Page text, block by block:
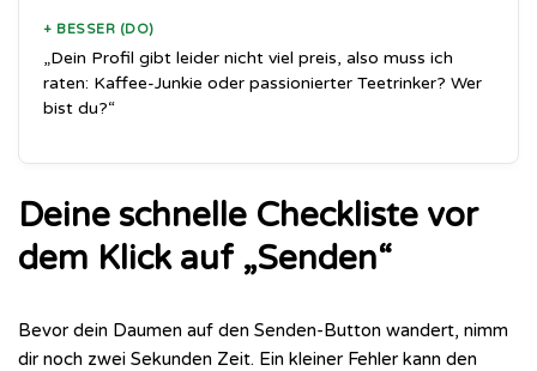
+ BESSER (DO)
„Dein Profil gibt leider nicht viel preis, also muss ich
raten: Kaffee-Junkie oder passionierter Teetrinker? Wer
bist du?“
Deine schnelle Checkliste vor
dem Klick auf „Senden“
Bevor dein Daumen auf den Senden-Button wandert, nimm
dir noch zwei Sekunden Zeit. Ein kleiner Fehler kann den